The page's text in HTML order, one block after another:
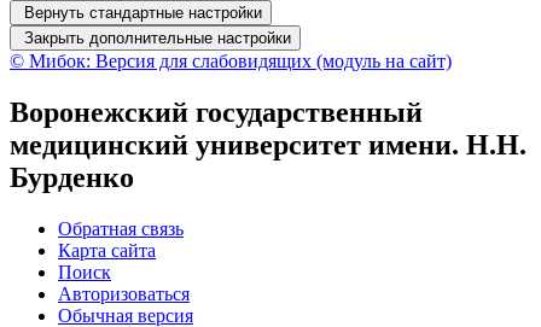
Вернуть стандартные настройки
Закрыть дополнительные настройки
© Мибок: Версия для слабовидящих (модуль на сайт)
Воронежский государственный
медицинский университет имени. Н.Н.
Бурденко
Обратная связь
Карта сайта
Поиск
Авторизоваться
Обычная версия